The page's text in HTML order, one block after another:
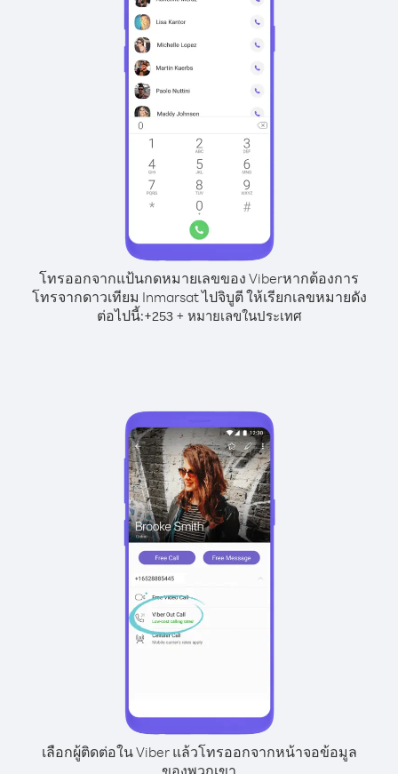
โทรออกจากแป้นกดหมายเลขของ Viberหากต้องการ
โทรจากดาวเทียม Inmarsat ไปจิบูตี ให้เรียกเลขหมายดัง
ต่อไปนี้:+253+ หมายเลขในประเทศ
เลือกผู้ติดต่อใน Viber แล้วโทรออกจากหน้าจอข้อมูล
ของพวกเขา